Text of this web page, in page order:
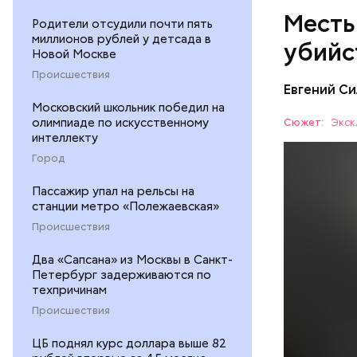
Родители отсудили почти пять
миллионов рублей у детсада в
Новой Москве
Происшествия
Московский школьник победил на
олимпиаде по искусственному
интеллекту
Город
Пассажир упал на рельсы на
станции метро «Полежаевская»
Происшествия
Два «Сапсана» из Москвы в Санкт-
Петербург задерживаются по
техпричинам
Происшествия
ЦБ поднял курс доллара выше 82
Евгений
Сюжет:
Вечером
жилого
менее
скорую